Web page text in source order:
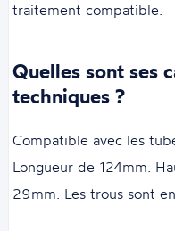
traitement compatible.
Quelles sont ses
techniques ?
Compatible avec les
Longueur de 124mm.
29mm. Les trous sont